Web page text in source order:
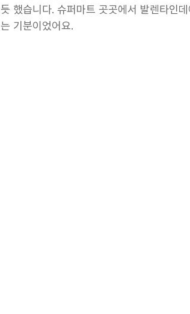
듯 했습니다. 슈퍼마트 곳곳에서 발렌타인
는 기분이었어요.